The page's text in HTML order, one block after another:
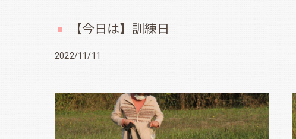
【今日は】訓練日
2022/11/11